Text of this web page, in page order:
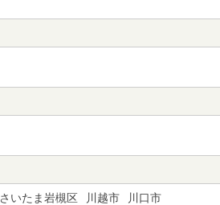
さいたま岩槻区 川越市
川口市